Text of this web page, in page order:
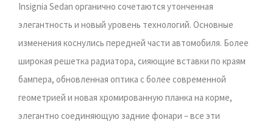
Insignia Sedan органично сочетаются утонченная
элегантность и новый уровень технологий. Основные
изменения коснулись передней части автомобиля. Более
широкая решетка радиатора, сияющие вставки по краям
бампера, обновленная оптика с более современной
геометрией и новая хромированную планка на корме,
элегантно соединяющую задние фонари – все эти